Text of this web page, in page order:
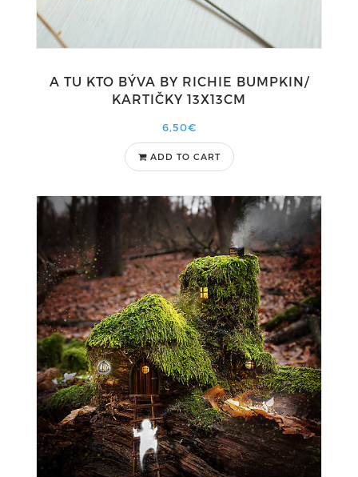
A TU KTO BÝVA BY RICHIE BUMPKIN/
KARTIČKY 13X13CM
6,50€
ADD TO CART